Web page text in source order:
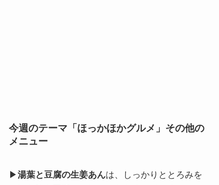
今週のテーマ「ほっかほかグルメ」その他の
メニュー
▶湯葉と豆腐の生姜あんは、しっかりととろみを